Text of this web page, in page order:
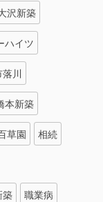
沢新築
ハイツ
川
本新築
草園 相続
築 職業病